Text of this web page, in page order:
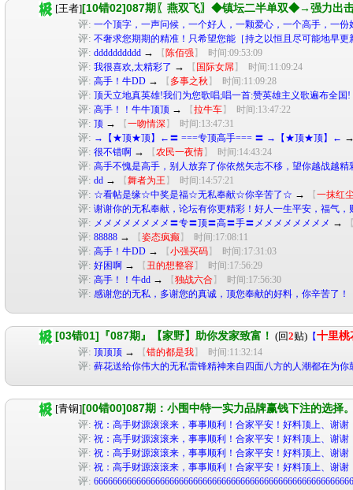
[王者][10错02]087期〖燕双飞〗◆镇坛二半单双◆→强力出
评: 一个顶字，一声问候，一个好人，一颗爱心，一个高手，一
评: 不奢求您期期的精准！只希望您能［持之以恒且尽可能地早
评: dddddddddd → 【陈佰强】 时间:09:53:09
评: 我很喜欢,太精彩了 → 【 国际女屌】 时间:11:09:24
评: 高手！牛DD → 【 多事之秋 】 时间:11:09:28
评: 顶天立地真英雄!我们为您歌唱;唱一首:赞英雄主义歌遍布全国!
评: 高手！！牛牛顶顶 → 【拉牛车】 时间:13:47:22
评: 顶 → 【一吻情深】 时间:13:47:31
评: →【★顶★顶】←〓 ===专顶高手=== 〓 →【★顶★顶】←
评: 很不错啊 → 【 农民一夜情】 时间:14:43:24
评: 高手不愧是高手，别人放弃了你依然矢志不移，望你越战越精
评: dd → 【舞者为王 】 时间:14:57:21
评: ☆看帖是缘☆中奖是福☆无私奉献☆你辛苦了☆ → 【一抹红
评: 谢谢你的无私奉献，论坛有你更精彩！好人一生平安，福气，
评: メメメメメメメメ〓专〓顶〓高〓手〓メメメメメメメメ →
评: 88888 → 【姿态疯癫】 时间:17:08:11
评: 高手！牛DD → 【小强买码】 时间:17:31:03
评: 好困啊 → 【 丑的想整容】 时间:17:56:29
评: 高手！！牛dd → 【独战六合】 时间:17:56:30
评: 感谢您的无私，多谢您的真诚，顶您奉献的好料，你辛苦了！
[03错01]『087期』【家野】助你发家致富！ (回2贴) 【十里桃
评: 顶顶顶 → 【错的都是我】 时间:11:32:14
评: 藓花送给你伟大的无私雷锋精神来自四面八方的人潮都在为你
[青铜][00错00]087期：小围中特一实力品牌赢钱下注的选择
评: 祝：高手财源滚滚来，事事顺利！合家平安！好料顶上、谢谢
评: 祝：高手财源滚滚来，事事顺利！合家平安！好料顶上、谢谢
评: 祝：高手财源滚滚来，事事顺利！合家平安！好料顶上、谢谢
评: 祝：高手财源滚滚来，事事顺利！合家平安！好料顶上、谢谢
评: